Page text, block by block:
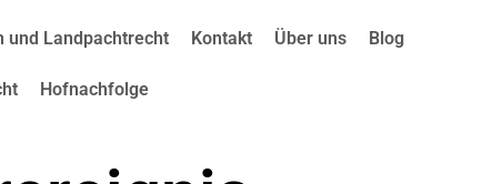
und Landpachtrecht Kontakt Über uns Blog
Hofnachfolge